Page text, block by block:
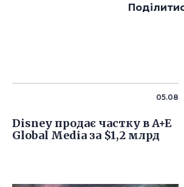
05.08
Disney продає частку в A+E
Global Media за $1,2 млрд